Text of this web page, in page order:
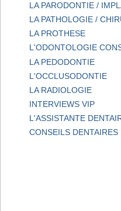
LA PARODONTIE /
LA PATHOLOGIE /
LA PROTHESE
L'ODONTOLOGIE
LA PEDODONTIE
L'OCCLUSODONTIE
LA RADIOLOGIE
INTERVIEWS VIP
L'ASSISTANTE
CONSEILS DENTAIRES